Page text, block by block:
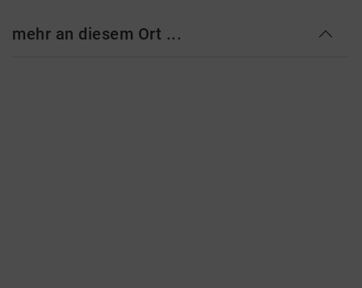
mehr an diesem Ort ...